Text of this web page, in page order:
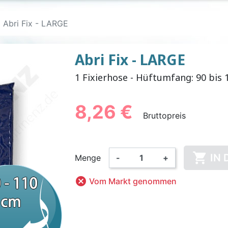
EINLAGEN
SLIP FIXIERHOSEN
BODY
EINMALHANDSCHUHE
UND
HÄNDE- UND
PVC-UNTERHOSEN FÜR
FÜR KINDER
WASCHBARE WINDELN
Abri Fix - LARGE
Abri Fix - LARGE
1 Fixierhose - Hüftumfang: 90 bis
8,26 € Bruttopreis
Menge - +  IN
 Vom Markt genommen